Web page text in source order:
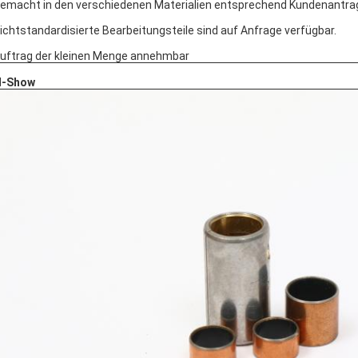
in den verschiedenen Materialien entsprechend
Bearbeitungsteile sind auf Anfrage verfügbar.
der kleinen Menge annehmbar
Show